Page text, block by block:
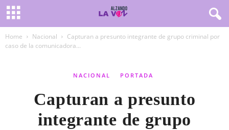
Home Nacional
Capturan a presunto integrante de grupo criminal por
caso de la comunicadora...
NACIONAL PORTADA
Capturan a presunto
integrante de grupo